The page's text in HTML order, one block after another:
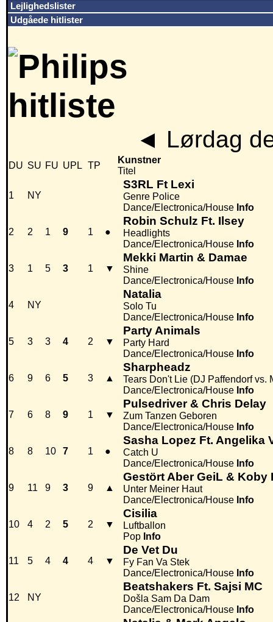
Lejlighedslister
Udgåede hitlister
◄ Lørdag
DU SU FU UPL TP
Kunstner
Titel
1 NY
S3RL Ft Lexi
Genre Police
Dance/Electronica/House Info
2 2 1 9 1 ●
Robin Schulz Ft. Ilsey
Headlights
Dance/Electronica/House Info
3 1 5 3 1 ▼
Mekki Martin & Damae
Shine
Dance/Electronica/House Info
4 NY
Natalia
Solo Tu
Dance/Electronica/House Info
5 3 3 4 2 ▼
Party Animals
Party Hard
Dance/Electronica/House Info
6 9 6 5 3 ▲
Sharpheadz
Tears Don't Lie (DJ Paffendorf vs.
Dance/Electronica/House Info
7 6 8 9 1 ▼
Pulsedriver & Chris Delay
Zum Tanzen Geboren
Dance/Electronica/House Info
8 8 10 7 1 ●
Sasha Lopez Ft. Angelika
Catch U
Dance/Electronica/House Info
9 11 9 3 9 ▲
Gestört Aber GeiL & Koby
Unter Meiner Haut
Dance/Electronica/House Info
10 4 2 5 2 ▼
Cisilia
Luftballon
Pop Info
11 5 4 4 4 ▼
De Vet Du
Fy Fan Va Stek
Dance/Electronica/House Info
12 NY
Beatshakers Ft. Sajsi MC
Došla Sam Da Dam
Dance/Electronica/House Info